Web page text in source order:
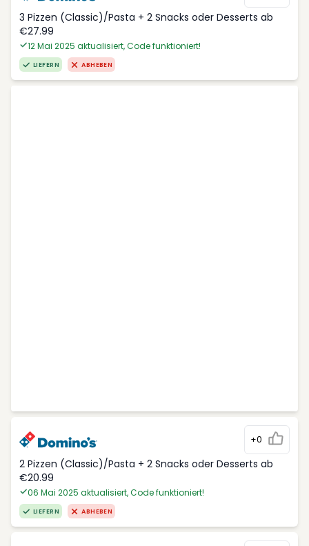
3 Pizzen (Classic)/Pasta + 2 Snacks oder Desserts ab
€27.99
12 Mai 2025 aktualisiert, Code funktioniert!
LIEFERN ABHEBEN
+0
2 Pizzen (Classic)/Pasta + 2 Snacks oder Desserts ab
€20.99
06 Mai 2025 aktualisiert, Code funktioniert!
LIEFERN ABHEBEN